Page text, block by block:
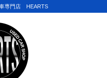
専門店 HEARTS